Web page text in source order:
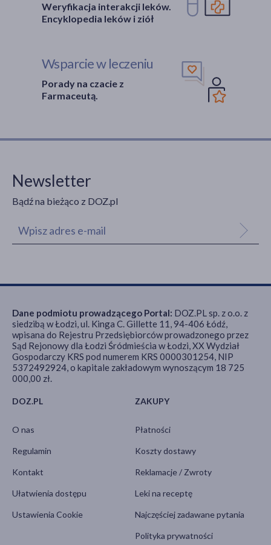
Weryfikacja interakcji leków.
Encyklopedia leków i ziół
Wsparcie w leczeniu
Porady na czacie z
Farmaceutą.
Newsletter
Bądź na bieżąco z DOZ.pl
DOZ.PL
O nas
Regulamin
Kontakt
Ułatwienia dostępu
Ustawienia Cookie
ZAKUPY
Płatności
Koszty dostawy
Reklamacje / Zwroty
Leki na receptę
Najczęściej zadawane pytania
Polityka prywatności
Dane podmiotu prowadzącego Portal: DOZ.PL sp. z o.o. z
siedzibą w Łodzi, ul. Kinga C. Gillette 11, 94-406 Łódź,
wpisana do Rejestru Przedsiębiorców prowadzonego przez
Sąd Rejonowy dla Łodzi Śródmieścia w Łodzi, XX Wydział
Gospodarczy KRS pod numerem KRS 0000301254, NIP
5372492924, o kapitale zakładowym wynoszącym 18 725
000,00 zł.